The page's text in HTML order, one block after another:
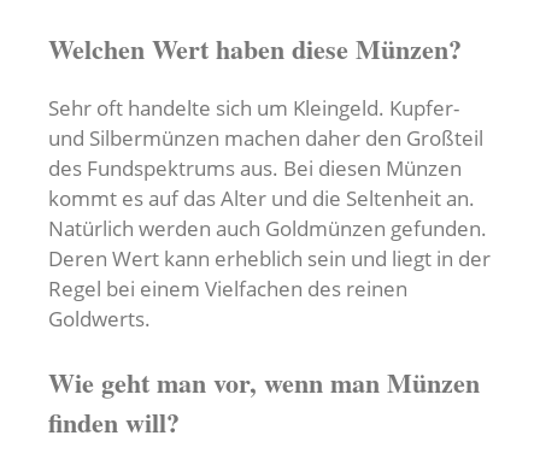
Welchen Wert haben diese Münzen?
Sehr oft handelte sich um Kleingeld. Kupfer-
und Silbermünzen machen daher den Großteil
des Fundspektrums aus. Bei diesen Münzen
kommt es auf das Alter und die Seltenheit an.
Natürlich werden auch Goldmünzen gefunden.
Deren Wert kann erheblich sein und liegt in der
Regel bei einem Vielfachen des reinen
Goldwerts.
Wie geht man vor, wenn man Münzen
finden will?